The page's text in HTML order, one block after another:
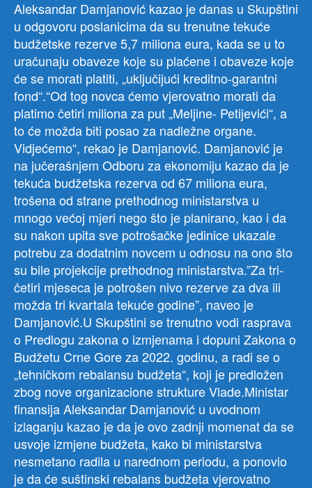
Aleksandar Damjanović kazao je danas u Skupštini
u odgovoru poslanicima da su trenutne tekuće
budžetske rezerve 5,7 miliona eura, kada se u to
uračunaju obaveze koje su plaćene i obaveze koje
će se morati platiti, „uključijući kreditno-garantni
fond“.“Od tog novca ćemo vjerovatno morati da
platimo četiri miliona za put „Meljine- Petijevići“, a
to će možda biti posao za nadležne organe.
Vidjećemo“, rekao je Damjanović. Damjanović je
na jučerašnjem Odboru za ekonomiju kazao da je
tekuća budžetska rezerva od 67 miliona eura,
trošena od strane prethodnog ministarstva u
mnogo većoj mjeri nego što je planirano, kao i da
su nakon upita sve potrošačke jedinice ukazale
potrebu za dodatnim novcem u odnosu na ono što
su bile projekcije prethodnog ministarstva.”Za tri-
četiri mjeseca je potrošen nivo rezerve za dva ili
možda tri kvartala tekuće godine”, naveo je
Damjanović.U Skupštini se trenutno vodi rasprava
o Predlogu zakona o izmjenama i dopuni Zakona o
Budžetu Crne Gore za 2022. godinu, a radi se o
„tehničkom rebalansu budžeta“, koji je predložen
zbog nove organizacione strukture Vlade.Ministar
finansija Aleksandar Damjanović u uvodnom
izlaganju kazao je da je ovo zadnji momenat da se
usvoje izmjene budžeta, kako bi ministarstva
nesmetano radila u narednom periodu, a ponovio
je da će suštinski rebalans budžeta vjerovatno